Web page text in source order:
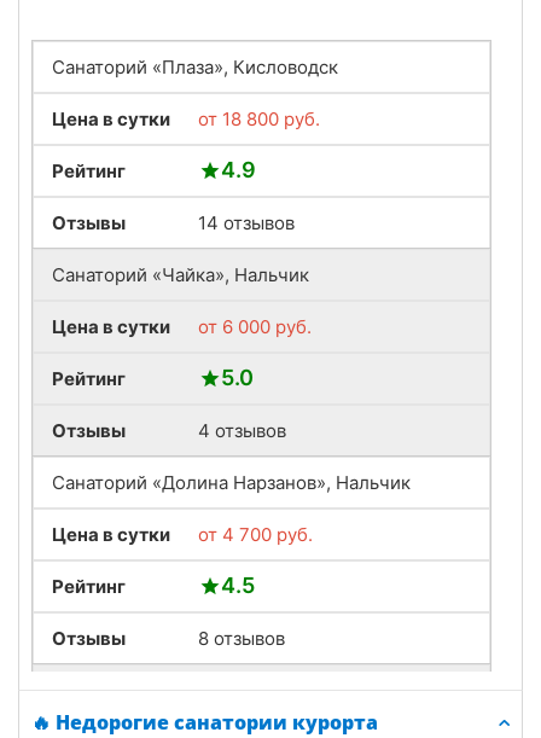
Санаторий «Плаза», Кисловодск
Цена в сутки от 18 800 руб.
Рейтинг 4.9
Отзывы 14 отзывов
Санаторий «Чайка», Нальчик
Цена в сутки от 6 000 руб.
Рейтинг 5.0
Отзывы 4 отзывов
Санаторий «Долина Нарзанов», Нальчик
Цена в сутки от 4 700 руб.
Рейтинг 4.5
Отзывы 8 отзывов
Санаторий «Голубые ели», Нальчик
🔥 Недорогие санатории курорта